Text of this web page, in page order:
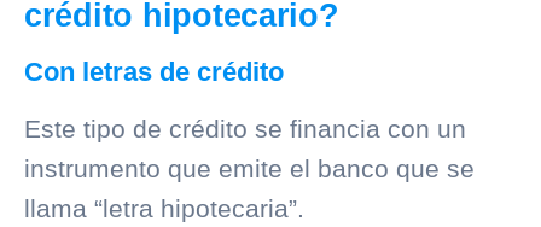
crédito hipotecario?
Con letras de crédito
Este tipo de crédito se financia con un
instrumento que emite el banco que se
llama “letra hipotecaria”.